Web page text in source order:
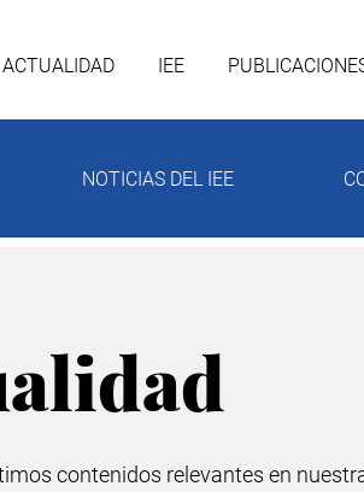
Navegación
ACTUALIDAD
NOTICIAS DEL IEE
IEE
contenidos relevantes en